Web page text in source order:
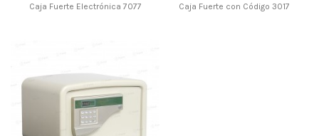
Caja Fuerte Electrónica 7077 Caja Fuerte con Código 3017